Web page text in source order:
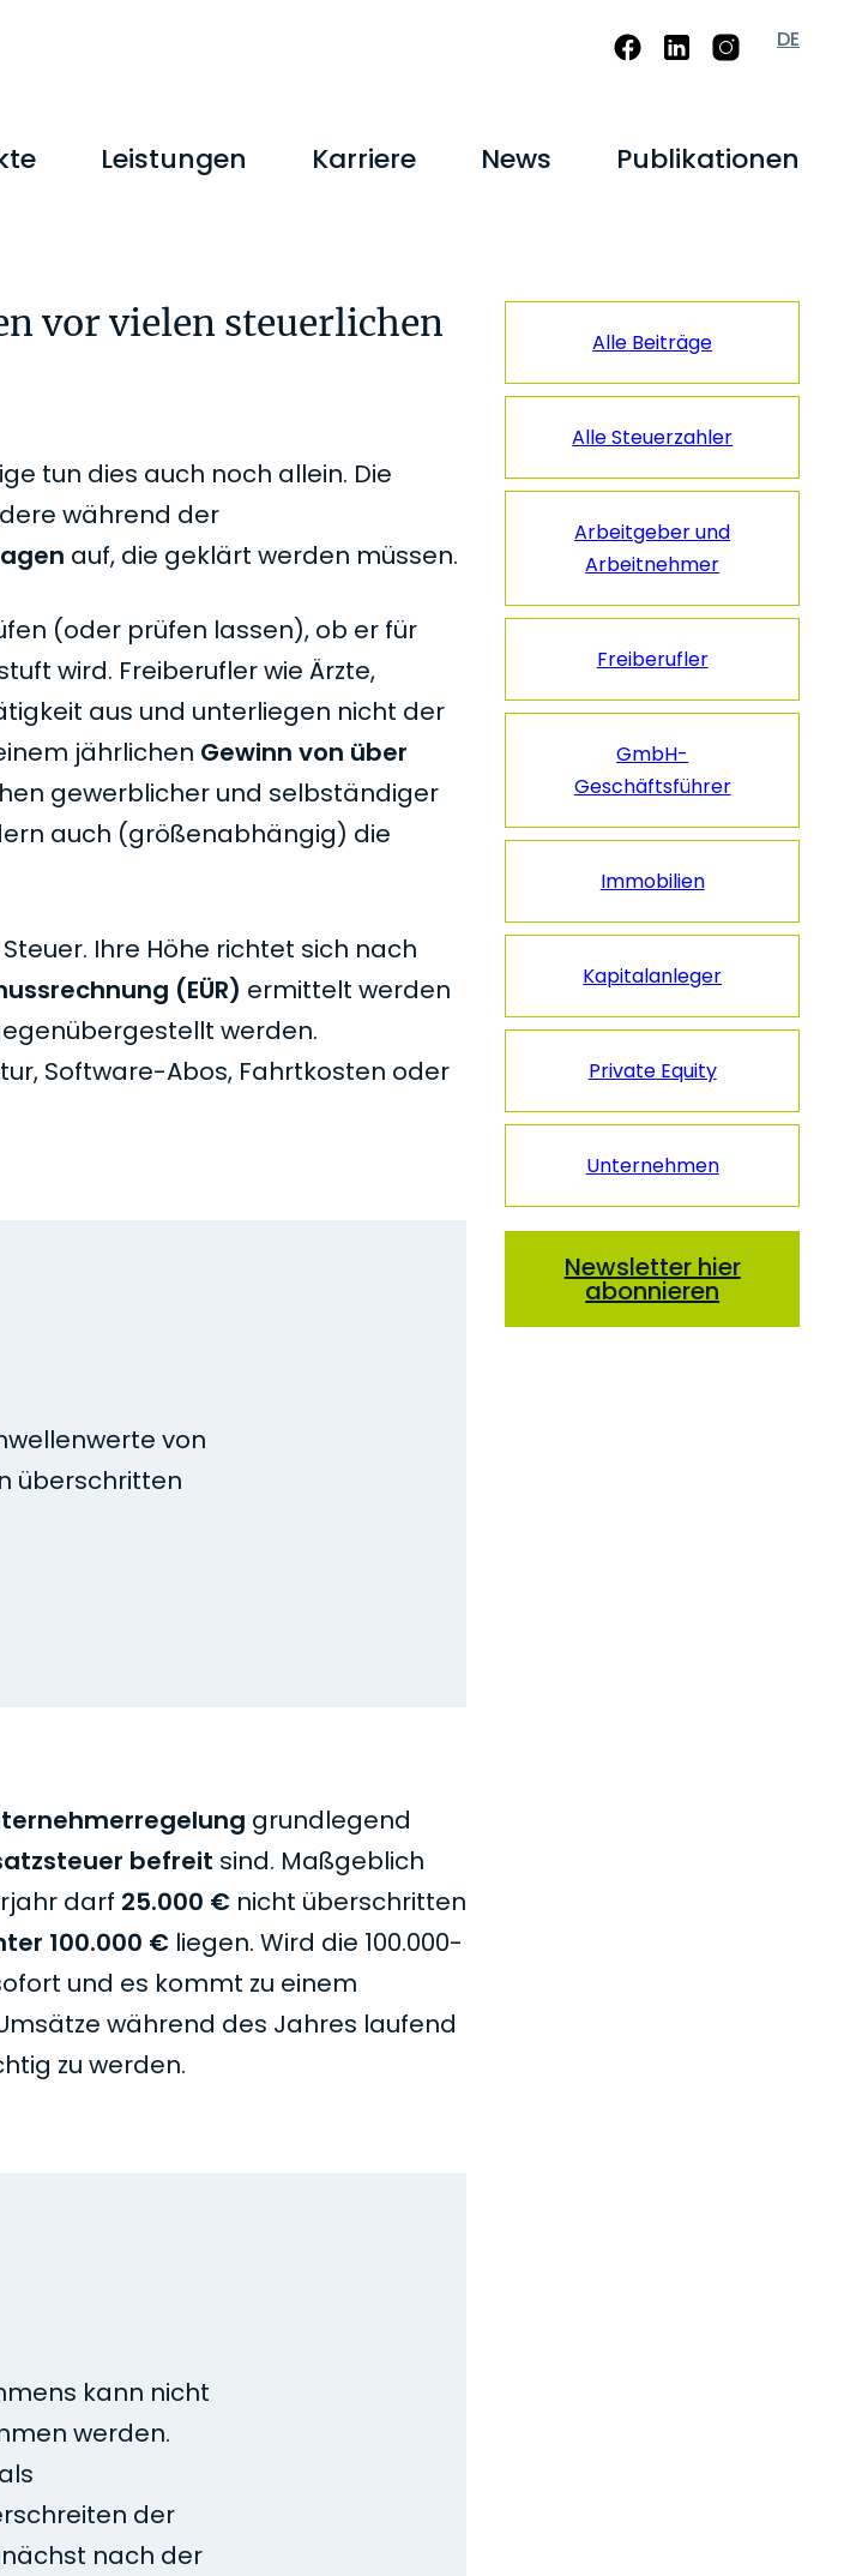
DE
Leistungen Karriere News Publikationen
vor vielen steuerlichen
tun dies auch noch allein. Die
während der
auf, die geklärt werden müssen.
(oder prüfen lassen), ob er für
wird. Freiberufler wie Ärzte,
aus und unterliegen nicht der
jährlichen Gewinn von über
gewerblicher und selbständiger
auch (größenabhängig) die
Ihre Höhe richtet sich nach
(EÜR) ermittelt werden
werden.
Software-Abos, Fahrtkosten oder
von
überschritten
grundlegend
befreit sind. Maßgeblich
darf 25.000 € nicht überschritten
100.000 € liegen. Wird die 100.000-
und es kommt zu einem
während des Jahres laufend
zu werden.
kann nicht
werden.
der
nach der
Alle Beiträge
Alle Steuerzahler
Arbeitgeber und
Arbeitnehmer
Freiberufler
GmbH-
Geschäftsführer
Immobilien
Kapitalanleger
Private Equity
Unternehmen
Newsletter hier
abonnieren